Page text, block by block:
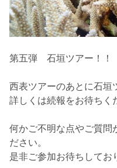
第五弾 石垣ツアー！！
西表ツアーのあとに石
詳しくは続報をお待ちく
何かご不明な点やご質問
ださい。
是非ご参加お待ちしてお